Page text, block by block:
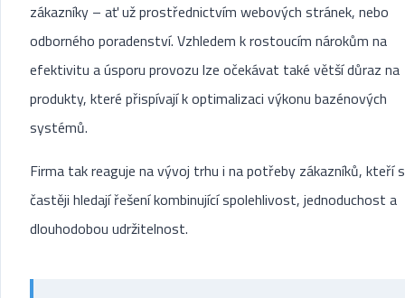
zákazníky – ať už prostřednictvím webových stránek, nebo
odborného poradenství. Vzhledem k rostoucím nárokům na
efektivitu a úsporu provozu lze očekávat také větší důraz na
produkty, které přispívají k optimalizaci výkonu bazénových
systémů.
Firma tak reaguje na vývoj trhu i na potřeby zákazníků, kteří
častěji hledají řešení kombinující spolehlivost, jednoduchost a
dlouhodobou udržitelnost.